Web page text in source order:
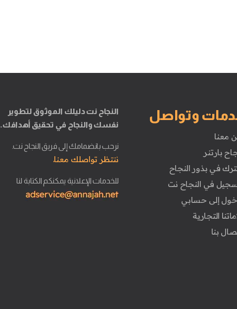
وتواصل
معنا
بارتنر
في بذور النجاح
في النجاح نت
إلى حسابي
التجارية
بنا
النجاح نت دليلك الموثوق لتطوير
نفسك والنجاح في تحقيق أهدافك.
نرحب بانضمامك إلى فريق النجاح نت.
ننتظر تواصلك معنا.
للخدمات الإعلانية يمكنكم الكتابة لنا